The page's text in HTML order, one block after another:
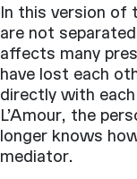
In this version of
are not
affects many
have lost each
directly with
L’Amour, the
longer knows
mediator.